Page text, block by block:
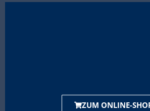
ZUM ONLINE-